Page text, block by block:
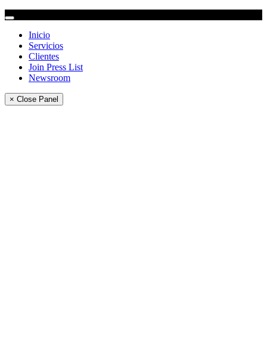
Inicio
Servicios
Clientes
Join Press List
Newsroom
× Close Panel